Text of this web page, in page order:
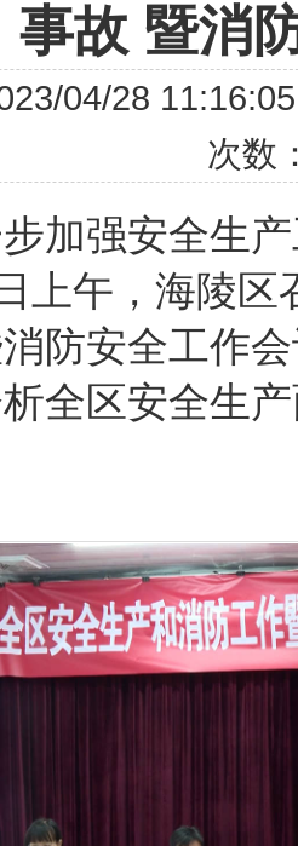
事故 暨消
04/28
次数
强安全生产
上午，海陵
防安全工作
全区安全生